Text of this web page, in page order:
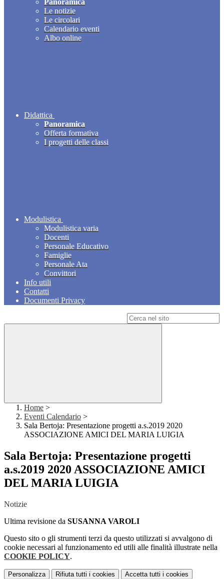
Panoramica
Le notizie
Le circolari
Calendario eventi
Albo online
Didattica
Panoramica
Offerta formativa
I progetti delle classi
Modulistica
Modulistica varia
Docenti
Personale Educativo
Famiglie
Personale Ata
Convittori
Info utili
Contatti
Documenti Privacy
Home >
Eventi Calendario >
Sala Bertoja: Presentazione progetti a.s.2019 2020
ASSOCIAZIONE AMICI DEL MARIA LUIGIA
Sala Bertoja: Presentazione progetti
a.s.2019 2020 ASSOCIAZIONE AMICI
DEL MARIA LUIGIA
Notizie
Ultima revisione da SUSANNA VAROLI
Questo sito o gli strumenti terzi da questo utilizzati si avvalgono di
cookie necessari al funzionamento ed utili alle finalità illustrate nella
COOKIE POLICY.
Personalizza Rifiuta tutti i cookies Accetta tutti i cookies